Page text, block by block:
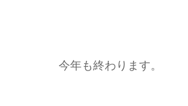
今年も終わります。